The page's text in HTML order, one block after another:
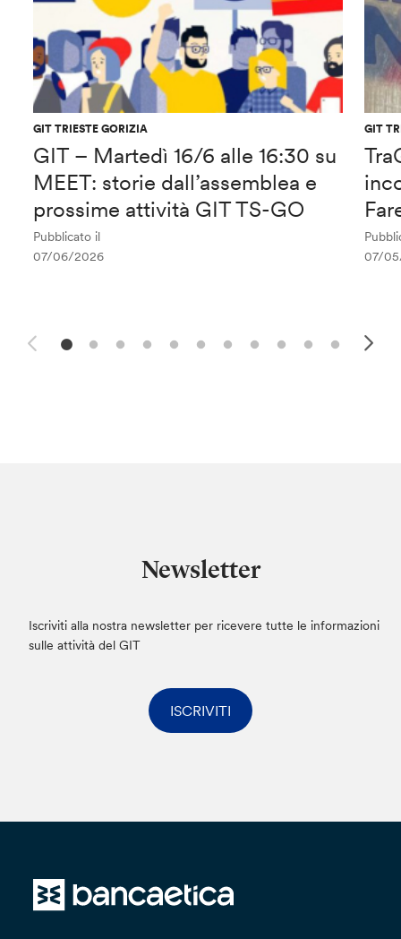
GIT TRIESTE GORIZIA
GIT – Martedì 16/6 alle 16:30 su
MEET: storie dall’assemblea e
prossime attività GIT TS-GO
Pubblicato il
07/06/2026
GIT
07/
Newsletter
Iscriviti alla nostra newsletter per ricevere tutte le informazioni
sulle attività del GIT
ISCRIVITI